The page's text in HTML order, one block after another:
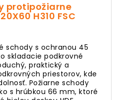
protipožiarne
H310 FSC
schody s ochranou 45
skladacie podkrovné
praktický a
priestorov, kde
Požiarne schody
s hrúbkou 66 mm, ktoré